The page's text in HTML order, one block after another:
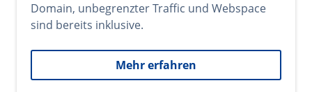
Domain, unbegrenzter Traffic und Webspace
sind bereits inklusive.
Mehr erfahren